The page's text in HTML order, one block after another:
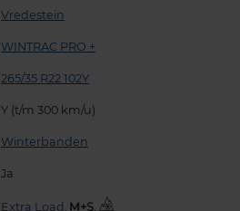
Vredestein
WINTRAC PRO +
265/35 R22 102Y
Y (t/m 300 km/u)
Winterbanden
Ja
Extra Load ,